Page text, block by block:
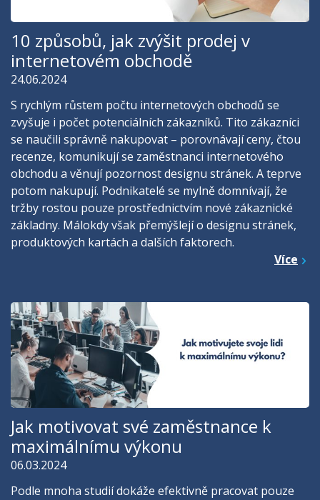
10 způsobů, jak zvýšit prodej v
internetovém obchodě
24.06.2024
S rychlým růstem počtu internetových obchodů se
zvyšuje i počet potenciálních zákazníků. Tito zákazníci
se naučili správně nakupovat – porovnávají ceny, čtou
recenze, komunikují se zaměstnanci internetového
obchodu a věnují pozornost designu stránek. A teprve
potom nakupují. Podnikatelé se mylně domnívají, že
tržby rostou pouze prostřednictvím nové zákaznické
základny. Málokdy však přemýšlejí o designu stránek,
produktových kartách a dalších faktorech.
Více
Jak motivovat své zaměstnance k
maximálnímu výkonu
06.03.2024
Podle mnoha studií dokáže efektivně pracovat pouze